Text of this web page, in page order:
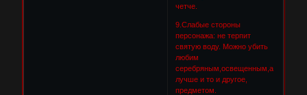
четче.
9.Слабые стороны
персонажа: не терпит
святую воду. Можно убить
любим
серебряным,освещенным,а
лучше и то и другое,
предметом.